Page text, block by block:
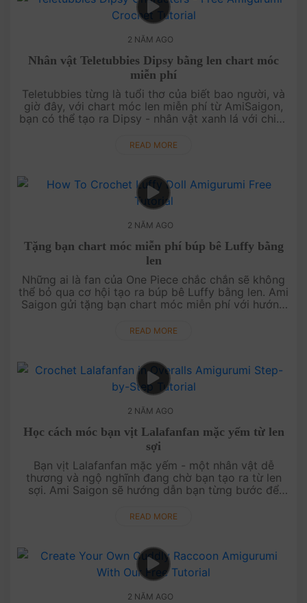
2 NĂM AGO
Nhân vật Teletubbies Dipsy bằng len chart móc
miễn phí
Teletubbies từng là tuổi thơ của biết bao người, và
giờ đây, với chart móc len miễn phí từ AmiSaigon,
bạn có thể tạo ra Dipsy - nhân vật xanh lá với chiếc
thơ qua từng....
READ MORE
2 NĂM AGO
Tặng bạn chart móc miễn phí búp bê Luffy bằng
len
Những ai là fan của One Piece chắc chắn sẽ không
thể bỏ qua cơ hội tạo ra búp bê Luffy bằng len. Ami
Saigon gửi tặng bạn chart móc miễn phí với hướng
Luffy số....
READ MORE
2 NĂM AGO
Học cách móc bạn vịt Lalafanfan mặc yếm từ len
sợi
Bạn vịt Lalafanfan mặc yếm - một nhân vật dễ
thương và ngộ nghĩnh đang chờ bạn tạo ra từ len
sợi. Ami Saigon sẽ hướng dẫn bạn từng bước để
màu sắc tươi sáng. Hãy bắ....
READ MORE
2 NĂM AGO